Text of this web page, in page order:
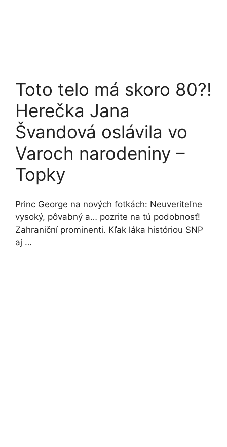
Toto telo má skoro 80?!
Herečka Jana
Švandová oslávila vo
Varoch narodeniny –
Topky
Princ George na nových fotkách: Neuveriteľne
vysoký, pôvabný a… pozrite na tú podobnosť!
Zahraniční prominenti. Kľak láka históriou SNP
aj …